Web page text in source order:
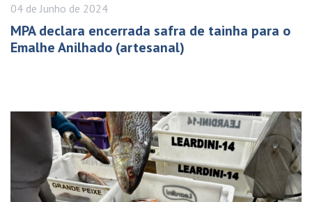
04 de Junho de 2024
MPA declara encerrada safra de tainha para o
Emalhe Anilhado (artesanal)